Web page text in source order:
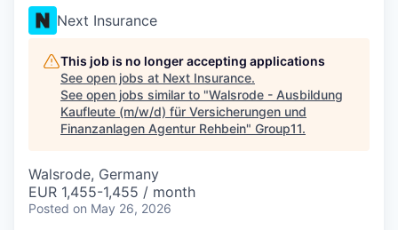
Next Insurance
This job is no longer accepting applications
See open jobs at Next Insurance.
See open jobs similar to "Walsrode - Ausbildung
Kaufleute (m/w/d) für Versicherungen und
Finanzanlagen Agentur Rehbein" Group11.
Walsrode, Germany
EUR 1,455-1,455 / month
Posted on May 26, 2026